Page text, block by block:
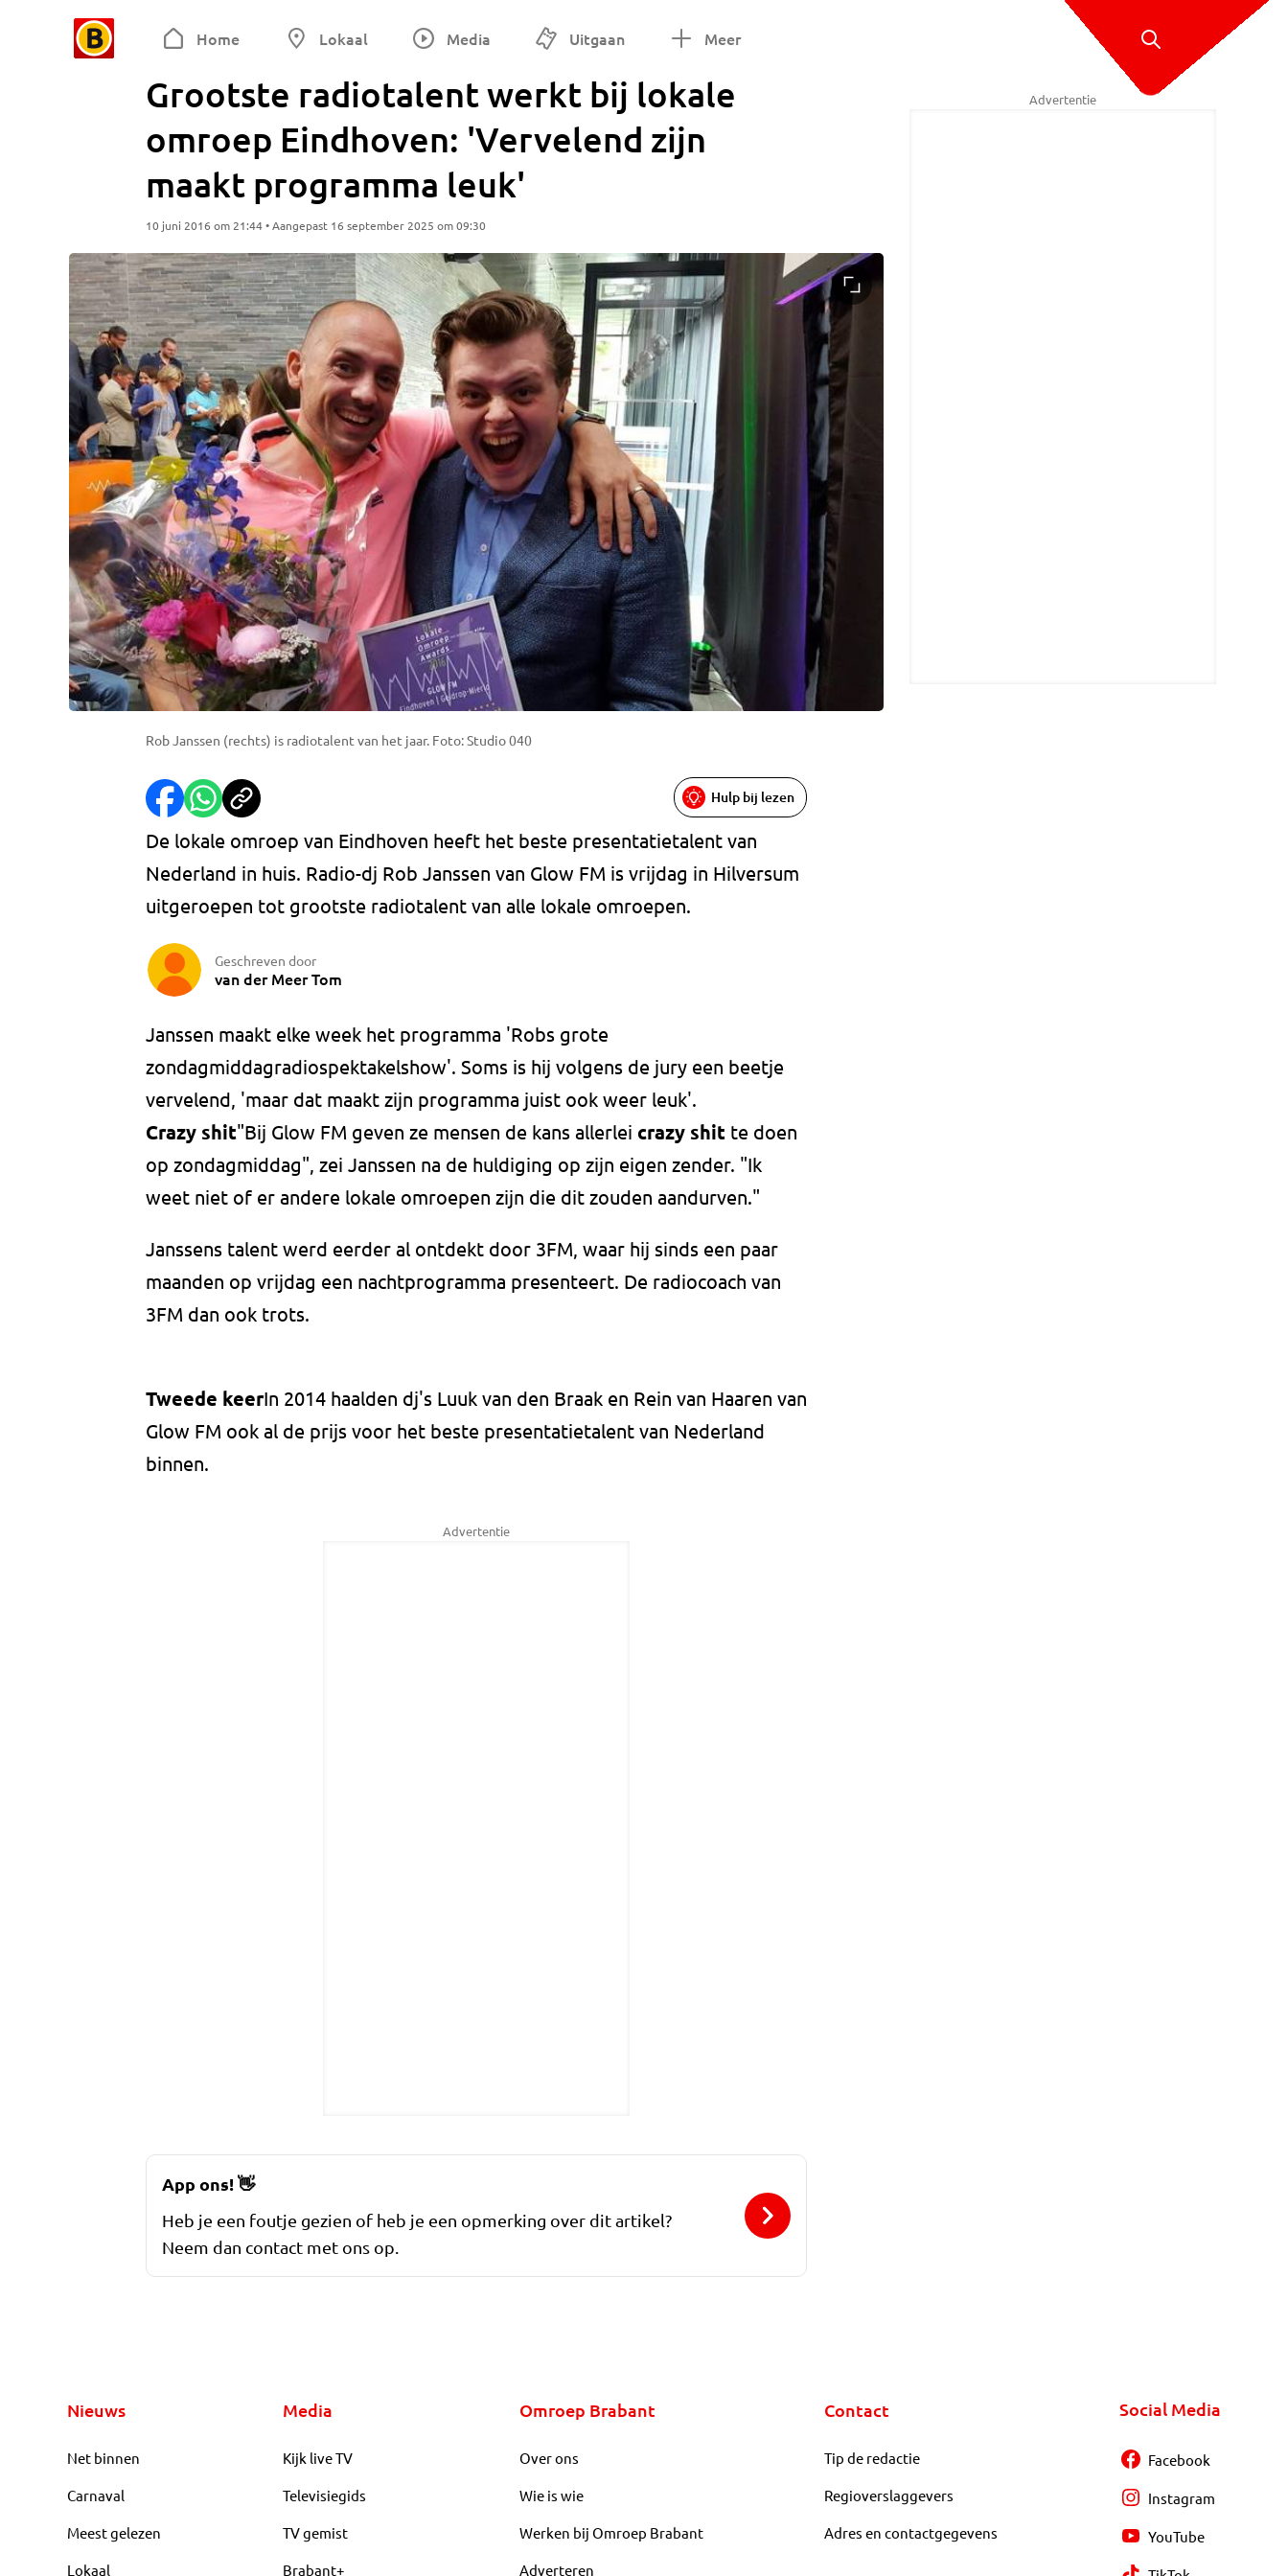
Home Lokaal Media Uitgaan Meer
Grootste radiotalent werkt bij lokale
omroep Eindhoven: 'Vervelend zijn
maakt programma leuk'
10 juni 2016 om 21:44 • Aangepast 16 september 2025 om 09:30
Rob Janssen (rechts) is radiotalent van het jaar. Foto: Studio 040
Hulp bij lezen
De lokale omroep van Eindhoven heeft het beste presentatietalent van
Nederland in huis. Radio-dj Rob Janssen van Glow FM is vrijdag in Hilversum
uitgeroepen tot grootste radiotalent van alle lokale omroepen.
Geschreven door
van der Meer Tom
Janssen maakt elke week het programma 'Robs grote
zondagmiddagradiospektakelshow'. Soms is hij volgens de jury een beetje
vervelend, 'maar dat maakt zijn programma juist ook weer leuk'.
Crazy shit"Bij Glow FM geven ze mensen de kans allerlei crazy shit te doen
op zondagmiddag", zei Janssen na de huldiging op zijn eigen zender. "Ik
weet niet of er andere lokale omroepen zijn die dit zouden aandurven."
Janssens talent werd eerder al ontdekt door 3FM, waar hij sinds een paar
maanden op vrijdag een nachtprogramma presenteert. De radiocoach van
3FM dan ook trots.
Tweede keerIn 2014 haalden dj's Luuk van den Braak en Rein van Haaren van
Glow FM ook al de prijs voor het beste presentatietalent van Nederland
binnen.
Advertentie
Advertentie
App ons!👋
Heb je een foutje gezien of heb je een opmerking over dit artikel?
Neem dan contact met ons op.
Nieuws
Net binnen
Carnaval
Meest gelezen
Lokaal
Media
Kijk live TV
Televisiegids
TV gemist
Brabant+
Omroep Brabant
Over ons
Wie is wie
Werken bij Omroep Brabant
Adverteren
Contact
Tip de redactie
Regioverslaggevers
Adres en contactgegevens
Social Media
Facebook
Instagram
YouTube